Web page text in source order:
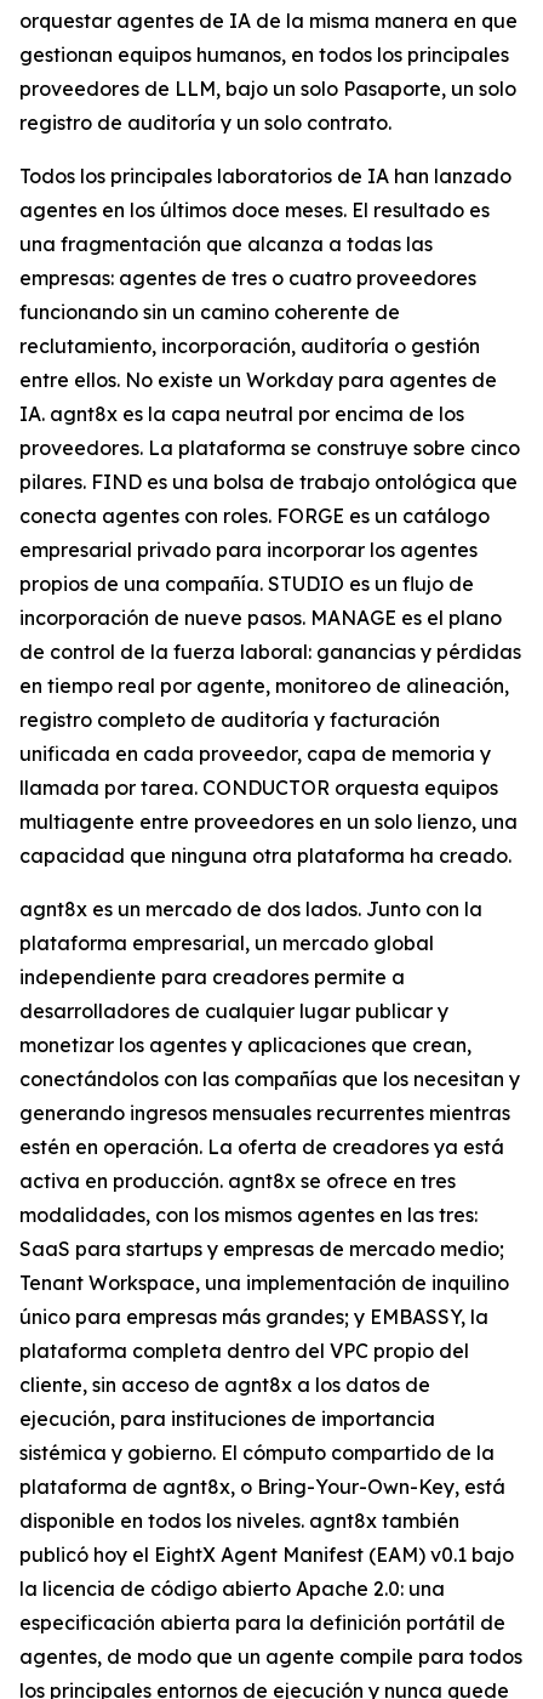
orquestar agentes de IA de la misma manera en que
gestionan equipos humanos, en todos los principales
proveedores de LLM, bajo un solo Pasaporte, un solo
registro de auditoría y un solo contrato.
Todos los principales laboratorios de IA han lanzado
agentes en los últimos doce meses. El resultado es
una fragmentación que alcanza a todas las
empresas: agentes de tres o cuatro proveedores
funcionando sin un camino coherente de
reclutamiento, incorporación, auditoría o gestión
entre ellos. No existe un Workday para agentes de
IA. agnt8x es la capa neutral por encima de los
proveedores. La plataforma se construye sobre cinco
pilares. FIND es una bolsa de trabajo ontológica que
conecta agentes con roles. FORGE es un catálogo
empresarial privado para incorporar los agentes
propios de una compañía. STUDIO es un flujo de
incorporación de nueve pasos. MANAGE es el plano
de control de la fuerza laboral: ganancias y pérdidas
en tiempo real por agente, monitoreo de alineación,
registro completo de auditoría y facturación
unificada en cada proveedor, capa de memoria y
llamada por tarea. CONDUCTOR orquesta equipos
multiagente entre proveedores en un solo lienzo, una
capacidad que ninguna otra plataforma ha creado.
agnt8x es un mercado de dos lados. Junto con la
plataforma empresarial, un mercado global
independiente para creadores permite a
desarrolladores de cualquier lugar publicar y
monetizar los agentes y aplicaciones que crean,
conectándolos con las compañías que los necesitan y
generando ingresos mensuales recurrentes mientras
estén en operación. La oferta de creadores ya está
activa en producción. agnt8x se ofrece en tres
modalidades, con los mismos agentes en las tres:
SaaS para startups y empresas de mercado medio;
Tenant Workspace, una implementación de inquilino
único para empresas más grandes; y EMBASSY, la
plataforma completa dentro del VPC propio del
cliente, sin acceso de agnt8x a los datos de
ejecución, para instituciones de importancia
sistémica y gobierno. El cómputo compartido de la
plataforma de agnt8x, o Bring-Your-Own-Key, está
disponible en todos los niveles. agnt8x también
publicó hoy el EightX Agent Manifest (EAM) v0.1 bajo
la licencia de código abierto Apache 2.0: una
especificación abierta para la definición portátil de
agentes, de modo que un agente compile para todos
los principales entornos de ejecución y nunca quede